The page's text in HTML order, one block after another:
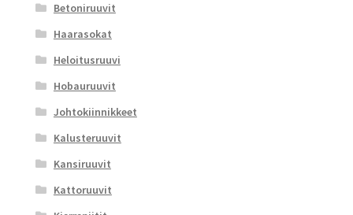
Betoniruuvit
Haarasokat
Heloitusruuvi
Hobauruuvit
Johtokiinnikkeet
Kalusteruuvit
Kansiruuvit
Kattoruuvit